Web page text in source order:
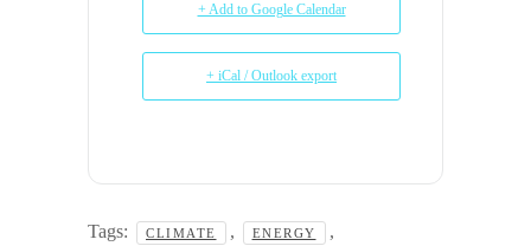
+ Add to Google Calendar
+ iCal / Outlook export
Tags: CLIMATE , ENERGY ,